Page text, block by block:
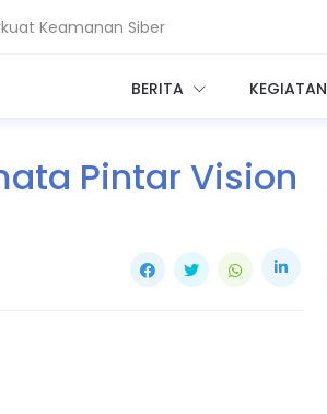
Keamanan Siber
Juta Dokumen Klinis
BERITA KEGIATAN
Pintar Vision